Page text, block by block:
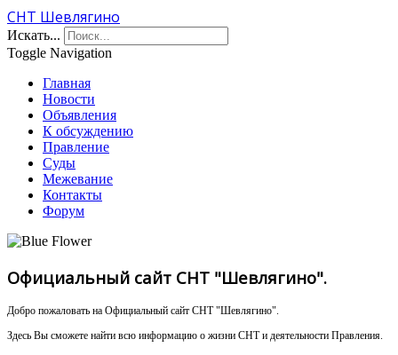
СНТ Шевлягино
Искать...
Toggle Navigation
Главная
Новости
Объявления
К обсуждению
Правление
Суды
Межевание
Контакты
Форум
Официальный сайт СНТ "Шевлягино".
Добро пожаловать на Официальный сайт СНТ "Шевлягино".
Здесь Вы сможете найти всю информацию о жизни СНТ и деятельности Правления.